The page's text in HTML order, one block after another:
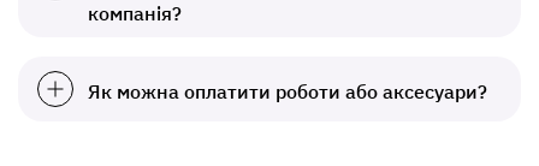
компанія?
Як можна оплатити роботи або аксесуари?